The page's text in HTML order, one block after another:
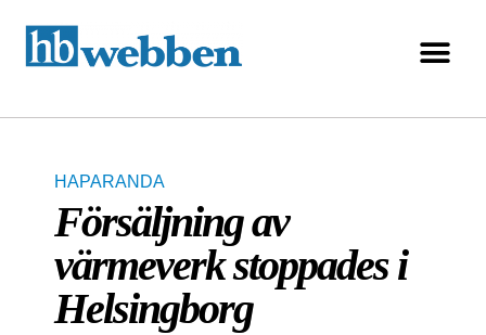
HAPARANDA
Försäljning av
värmeverk stoppades i
Helsingborg